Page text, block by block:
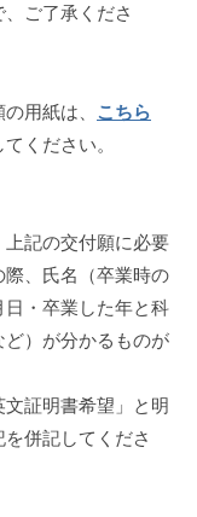
ご了承くださ
用紙は、 こちら
ください。
上記の交付願に必要
、氏名（卒業時の
・卒業した年と科
）が分かるものが
証明書希望」と明
併記してくださ